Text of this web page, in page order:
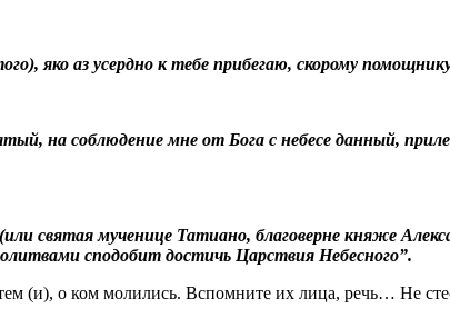
яко аз усердно к тебе прибегаю, скорому
на соблюдение мне от Бога с небесе данный,
святая мученице Татиано, благоверне княже
сподобит достичь Царствия Небесного”.
(и), о ком молились. Вспомните их лица, речь… Не